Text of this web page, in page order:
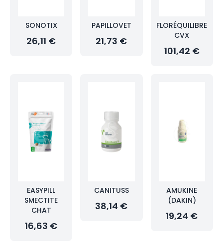
SONOTIX
26,11 €
PAPILLOVET
21,73 €
FLORÉQUILIBRE
CVX
101,42 €
EASYPILL
SMECTITE
CHAT
16,63 €
CANITUSS
38,14 €
AMUKINE
(DAKIN)
19,24 €